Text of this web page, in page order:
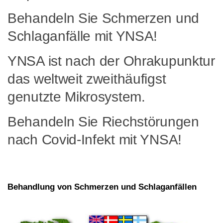
Behandeln Sie Schmerzen und
Schlaganfälle mit YNSA!
YNSA ist nach der Ohrakupunktur
das weltweit zweithäufigst
genutzte Mikrosystem.
Behandeln Sie Riechstörungen
nach Covid-Infekt mit YNSA!
Behandlung von Schmerzen und Schlaganfällen